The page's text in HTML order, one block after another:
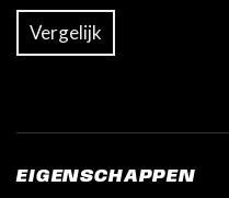
Vergelijk
EIGENSCHAPPEN